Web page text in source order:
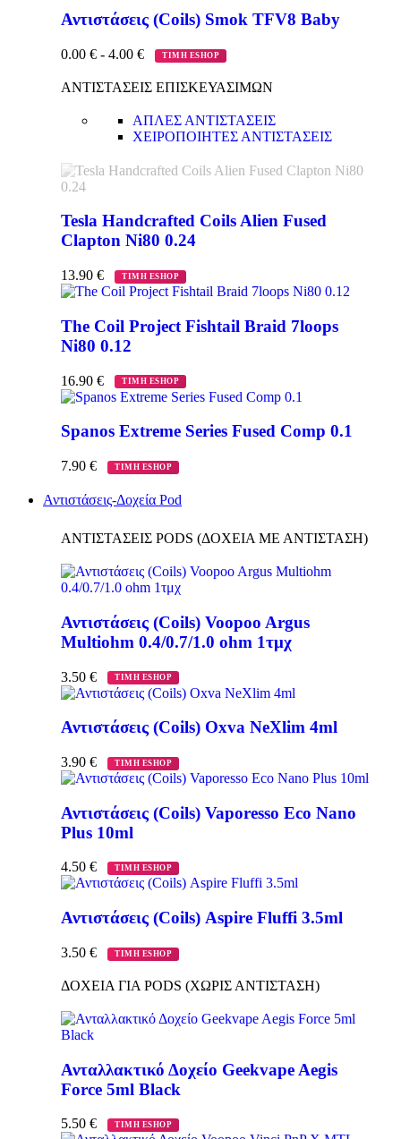
Αντιστάσεις (Coils) Smok TFV8 Baby
0.00 € - 4.00 € ΤΙΜΗ ESHOP
ΑΝΤΙΣΤΑΣΕΙΣ ΕΠΙΣΚΕΥΑΣΙΜΩΝ
ΑΠΛΕΣ ΑΝΤΙΣΤΑΣΕΙΣ
ΧΕΙΡΟΠΟΙΗΤΕΣ ΑΝΤΙΣΤΑΣΕΙΣ
Tesla Handcrafted Coils Alien Fused
Clapton Ni80 0.24
13.90 € ΤΙΜΗ ESHOP
The Coil Project Fishtail Braid 7loops
Ni80 0.12
16.90 € ΤΙΜΗ ESHOP
Spanos Extreme Series Fused Comp 0.1
7.90 € ΤΙΜΗ ESHOP
Αντιστάσεις-Δοχεία Pod
ΑΝΤΙΣΤΑΣΕΙΣ PODS (ΔΟΧΕΙΑ ΜΕ ΑΝΤΙΣΤΑΣΗ)
Αντιστάσεις (Coils) Voopoo Argus
Multiohm 0.4/0.7/1.0 ohm 1τμχ
3.50 € ΤΙΜΗ ESHOP
Αντιστάσεις (Coils) Oxva NeXlim 4ml
3.90 € ΤΙΜΗ ESHOP
Αντιστάσεις (Coils) Vaporesso Eco Nano
Plus 10ml
4.50 € ΤΙΜΗ ESHOP
Αντιστάσεις (Coils) Aspire Fluffi 3.5ml
3.50 € ΤΙΜΗ ESHOP
ΔΟΧΕΙΑ ΓΙΑ PODS (ΧΩΡΙΣ ΑΝΤΙΣΤΑΣΗ)
Ανταλλακτικό Δοχείο Geekvape Aegis
Force 5ml Black
5.50 € ΤΙΜΗ ESHOP